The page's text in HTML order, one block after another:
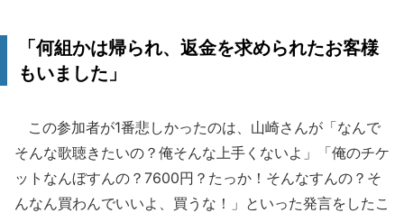
「何組かは帰られ、返金を求められたお客様
もいました」
この参加者が1番悲しかったのは、山崎さんが「なんで
そんな歌聴きたいの？俺そんな上手くないよ」「俺のチケ
ットなんぼすんの？7600円？たっか！そんなすんの？そ
んなん買わんでいいよ、買うな！」といった発言をしたこ